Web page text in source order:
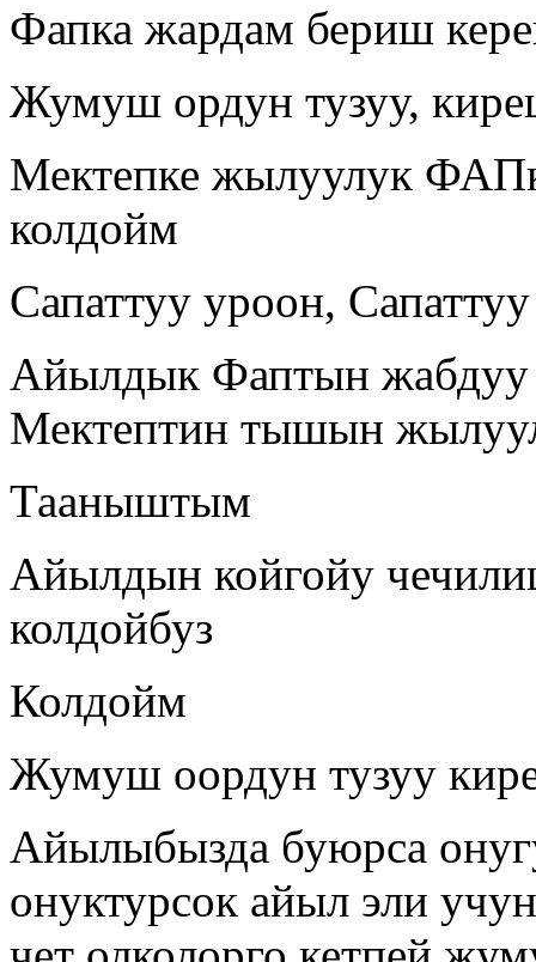
Фапка жардам бериш
Жумуш ордун тузуу,
Мектепке жылуулук
колдойм
Сапаттуу уроон,
Айылдык Фаптын жабдуу
Мектептин тышын
Тааныштым
Айылдын койгойу
колдойбуз
Колдойм
Жумуш оордун тузуу
Айылыбызда буюрса
онуктурсок айыл эли